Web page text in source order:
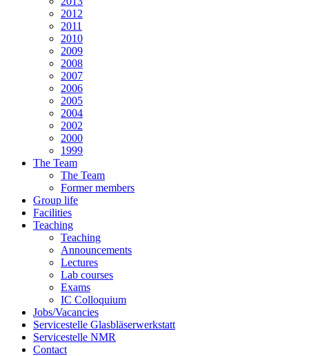
2012
2011
2010
2009
2008
2007
2006
2005
2004
2002
2000
1999
The Team
The Team
Former members
Group life
Facilities
Teaching
Teaching
Announcements
Lectures
Lab courses
Exams
IC Colloquium
Jobs/Vacancies
Servicestelle Glasbläserwerkstatt
Servicestelle NMR
Contact